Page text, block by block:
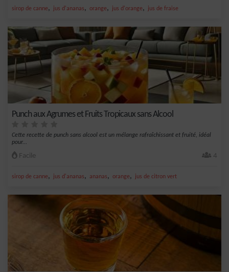
sirop de canne, jus d'ananas, orange, jus d'orange, jus de fraise
Punch aux Agrumes et Fruits Tropicaux sans Alcool
Cette recette de punch sans alcool est un mélange rafraîchissant et fruité, idéal
pour...
Facile 4
sirop de canne, jus d'ananas, ananas, orange, jus de citron vert